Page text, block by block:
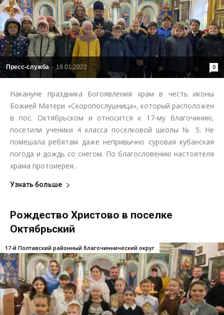
Пресс-служба - 19.01.2022 0
Накануне праздника Богоявления храм в честь иконы
Божией Матери «Скоропослушница», который расположен
в пос. Октябрьском и относится к 17-му благочинию,
посетили ученики 4 класса поселковой школы № 5. Не
помешала ребятам даже непривычно суровая кубанская
погода и дождь со снегом. По благословению настоятеля
храма протоиерея...
Узнать больше
Рождество Христово в поселке
Октябрьский
17-й Полтавский районный благочиннический округ